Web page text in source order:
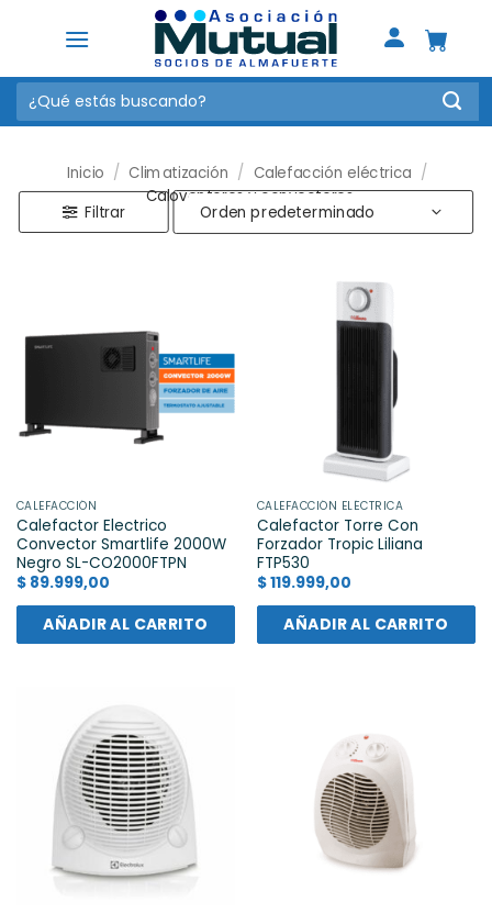
Buscar
por:
Inicio / Climatización / Calefacción eléctrica /
Caloventores y convectores
Filtrar
CALEFACCIÓN
Calefactor Electrico
Convector Smartlife 2000W
Negro SL-CO2000FTPN
$89.999,00
AÑADIR AL CARRITO
CALEFACCIÓN ELÉCTRICA
Calefactor Torre Con
Forzador Tropic Liliana
FTP530
$119.999,00
AÑADIR AL CARRITO